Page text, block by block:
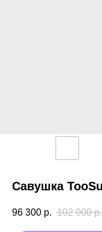
Савушка
96 300 р. 102 000 р.